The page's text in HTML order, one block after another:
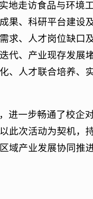
地走访食品与环境
果、科研平台建设
求、人才岗位缺口
代、产业现存发展
、人才联合培养、
进一步畅通了校企
此次活动为契机，
域产业发展协同推